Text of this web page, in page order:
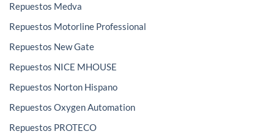
Repuestos Medva
Repuestos Motorline Professional
Repuestos New Gate
Repuestos NICE MHOUSE
Repuestos Norton Hispano
Repuestos Oxygen Automation
Repuestos PROTECO